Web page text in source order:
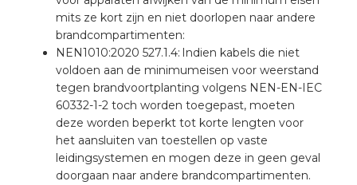
mits ze kort zijn en niet doorlopen naar andere
brandcompartimenten:
NEN1010:2020 527.1.4: Indien kabels die niet
voldoen aan de minimumeisen voor weerstand
tegen brandvoortplanting volgens NEN-EN-IEC
60332-1-2 toch worden toegepast, moeten
deze worden beperkt tot korte lengten voor
het aansluiten van toestellen op vaste
leidingsystemen en mogen deze in geen geval
doorgaan naar andere brandcompartimenten.
installeren
installeren
installeren